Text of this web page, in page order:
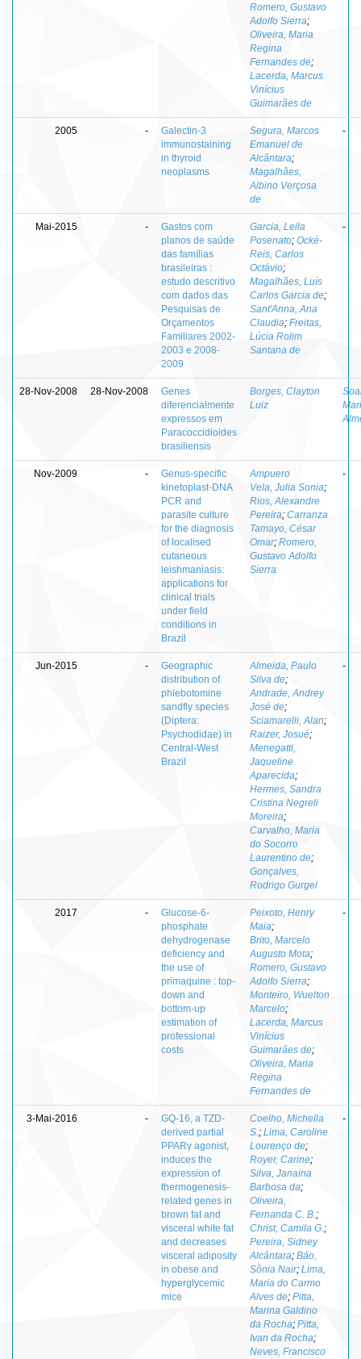
Romero, Gustavo
Adolfo Sierra;
Oliveira, Maria
Regina
Fernandes de;
Lacerda, Marcus
Vinícius
Guimarães de
2005 -
Galectin-3
immunostaining
in thyroid
neoplasms
Segura, Marcos
Emanuel de
Alcântara;
Magalhães,
Albino Verçosa
de
-
Mai-2015 -
Gastos com
planos de saúde
das famílias
brasileiras :
estudo descritivo
com dados das
Pesquisas de
Orçamentos
Familiares 2002-
2003 e 2008-
2009
Garcia, Leila
Posenato; Ocké-
Reis, Carlos
Octávio;
Magalhães, Luís
Carlos Garcia de;
Sant'Anna, Ana
Claudia; Freitas,
Lúcia Rolim
Santana de
-
28-Nov-2008 28-Nov-2008
Genes
diferencialmente
expressos em
Paracoccidioides
brasiliensis
Borges, Clayton
Luiz
Nov-2009 -
Genus-specific
kinetoplast-DNA
PCR and
parasite culture
for the diagnosis
of localised
cutaneous
leishmaniasis:
applications for
clinical trials
under field
conditions in
Brazil
Ampuero
Vela, Julia Sonia;
Rios, Alexandre
Pereira; Carranza
Tamayo, César
Omar; Romero,
Gustavo Adolfo
Sierra
-
Jun-2015 -
Geographic
distribution of
phlebotomine
sandfly species
(Diptera:
Psychodidae) in
Central-West
Brazil
Almeida, Paulo
Silva de;
Andrade, Andrey
José de;
Sciamarelli, Alan;
Raizer, Josué;
Menegatti,
Jaqueline
Aparecida;
Hermes, Sandra
Cristina Negreli
Moreira;
Carvalho, Maria
do Socorro
Laurentino de;
Gonçalves,
Rodrigo Gurgel
-
2017 -
Glucose-6-
phosphate
dehydrogenase
deficiency and
the use of
primaquine : top-
down and
bottom-up
estimation of
professional
costs
Peixoto, Henry
Maia;
Brito, Marcelo
Augusto Mota;
Romero, Gustavo
Adolfo Sierra;
Monteiro, Wuelton
Marcelo;
Lacerda, Marcus
Vinícius
Guimarães de;
Oliveira, Maria
Regina
Fernandes de
-
3-Mai-2016 -
GQ-16, a TZD-
derived partial
PPARγ agonist,
induces the
expression of
thermogenesis-
related genes in
brown fat and
visceral white fat
and decreases
visceral adiposity
in obese and
hyperglycemic
mice
Coelho, Michella
S. ; Lima, Caroline
Lourenço de;
Royer, Carine;
Silva, Janaina
Barbosa da;
Oliveira,
Fernanda C. B. ;
Christ, Camila G. ;
Pereira, Sidney
Alcântara; Báo,
Sônia Nair; Lima,
Maria do Carmo
Alves de; Pitta,
Marina Galdino
da Rocha; Pitta,
Ivan da Rocha;
Neves, Francisco
-